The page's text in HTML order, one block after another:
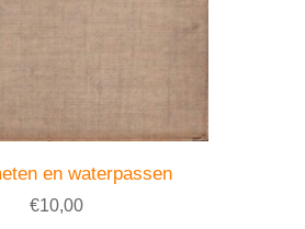
en waterpassen
€10,00